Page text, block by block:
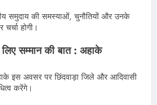
समुदाय की समस्याओं, चुनौतियों और उनके
होगी।
सम्मान की बात : अहाके
इस अवसर पर छिंदवाड़ा जिले और आदिवासी
करेंगे।